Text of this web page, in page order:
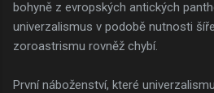
bohyně z evropských antických
univerzalismus v podobě nutnosti
zoroastrismu rovněž chybí.
První náboženství, které